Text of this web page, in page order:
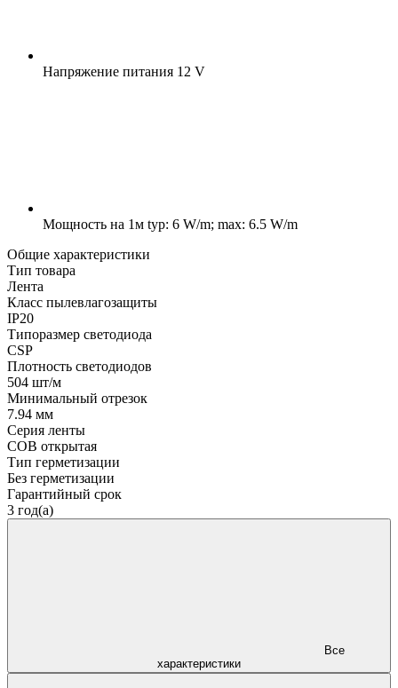
Напряжение питания 12 V
Мощность на 1м typ: 6 W/m; max: 6.5 W/m
Общие характеристики
Тип товара
Лента
Класс пылевлагозащиты
IP20
Типоразмер светодиода
CSP
Плотность светодиодов
504 шт/м
Минимальный отрезок
7.94 мм
Серия ленты
COB открытая
Тип герметизации
Без герметизации
Гарантийный срок
3 год(а)
характеристики